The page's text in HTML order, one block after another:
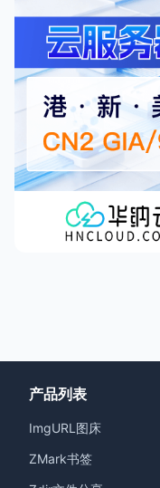
产品列表
ImgURL图床
ZMark书签